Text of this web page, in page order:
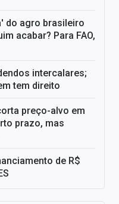
do agro brasileiro
acabar? Para FAO,
intercalares;
tem direito
preço-alvo em
prazo, mas
de R$